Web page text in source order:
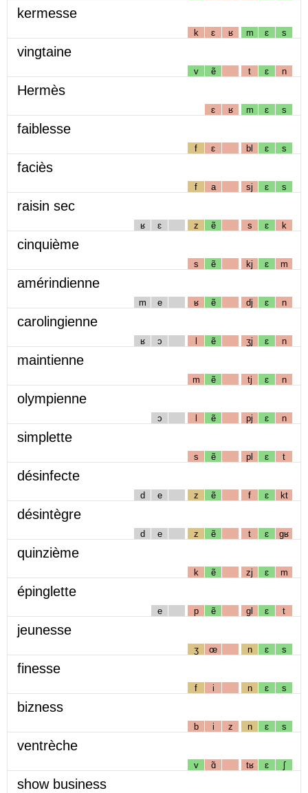
kermesse
k ɛ ʁ m ɛ s
vingtaine
v ẽ t ɛ n
Hermès
ɛ ʁ m ɛ s
faiblesse
f ɛ bl ɛ s
faciès
f a sj ɛ s
raisin sec
ʁ ɛ z ẽ s ɛ k
cinquième
s ẽ kj ɛ m
amérindienne
m e ʁ ẽ dj ɛ n
carolingienne
ʁ ɔ l ẽ ʒj ɛ n
maintienne
m ẽ tj ɛ n
olympienne
ɔ l ẽ pj ɛ n
simplette
s ẽ pl ɛ t
désinfecte
d e z ẽ f ɛ kt
désintègre
d e z ẽ t ɛ gʁ
quinzième
k ẽ zj ɛ m
épinglette
e p ẽ gl ɛ t
jeunesse
ʒ œ n ɛ s
finesse
f i n ɛ s
bizness
b i z n ɛ s
ventrèche
v ɑ̃ tʁ ɛ ʃ
show business